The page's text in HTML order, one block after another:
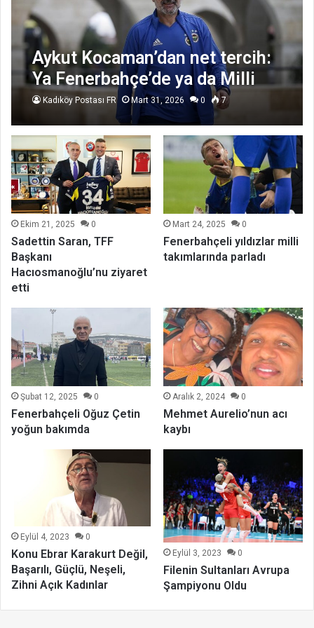
Aykut Kocaman’dan net tercih:
Ya Fenerbahçe’de ya da Milli
Takım
Kadıköy Postası FR Mart 31, 2026 0 7
Ekim 21, 2025 0
Sadettin Saran, TFF
Başkanı
Hacıosmanoğlu’nu ziyaret
etti
Mart 24, 2025 0
Fenerbahçeli yıldızlar milli
takımlarında parladı
Şubat 12, 2025 0
Fenerbahçeli Oğuz Çetin
yoğun bakımda
Aralık 2, 2024 0
Mehmet Aurelio’nun acı
kaybı
Eylül 4, 2023 0
Konu Ebrar Karakurt Değil,
Başarılı, Güçlü, Neşeli,
Zihni Açık Kadınlar
Eylül 3, 2023 0
Filenin Sultanları Avrupa
Şampiyonu Oldu